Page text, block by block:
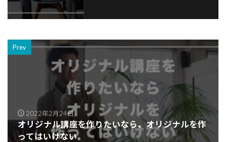
Prev
2022年2月24日
オリジナル講座を作りたいなら、オリジナルを作
ってはいけない。